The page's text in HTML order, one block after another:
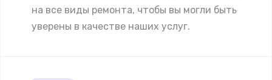
на все виды ремонта, чтобы вы могли быть
уверены в качестве наших услуг.